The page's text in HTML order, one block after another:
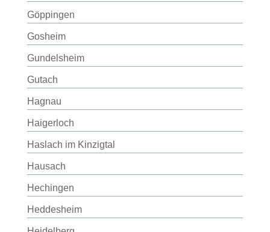
Göppingen
Gosheim
Gundelsheim
Gutach
Hagnau
Haigerloch
Haslach im Kinzigtal
Hausach
Hechingen
Heddesheim